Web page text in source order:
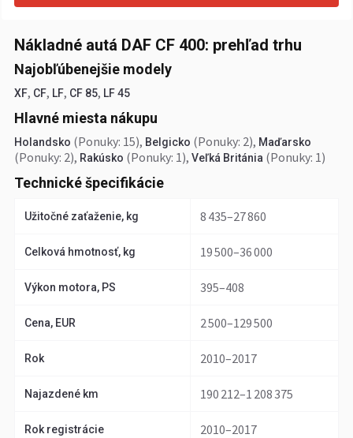
Nákladné autá DAF CF 400: prehľad trhu
Najobľúbenejšie modely
XF, CF, LF, CF 85, LF 45
Hlavné miesta nákupu
Holandsko (Ponuky: 15), Belgicko (Ponuky: 2), Maďarsko
(Ponuky: 2), Rakúsko (Ponuky: 1), Veľká Británia (Ponuky: 1)
Technické špecifikácie
Užitočné zaťaženie, kg 8 435–27 860
Celková hmotnosť, kg 19 500–36 000
Výkon motora, PS 395–408
Cena, EUR 2 500–129 500
Rok 2010–2017
Najazdené km 190 212–1 208 375
Rok registrácie 2010–2017